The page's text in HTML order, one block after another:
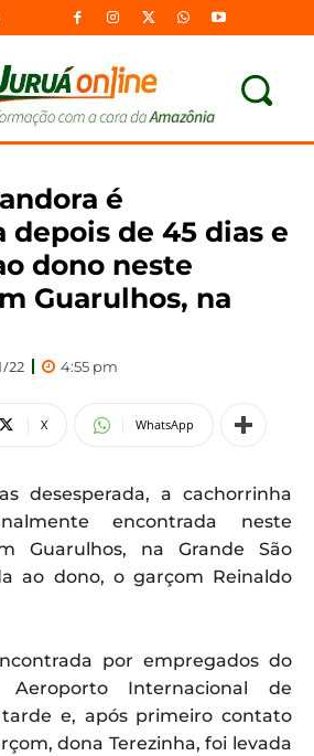
é
depois de 45 dias e
dono neste
Guarulhos, na
22 4:55 pm
X WhatsApp
desesperada, a cachorrinha
encontrada neste
Guarulhos, na Grande São
ao dono, o garçom Reinaldo
por empregados do
Internacional de
e, após primeiro contato
dona Terezinha, foi levada